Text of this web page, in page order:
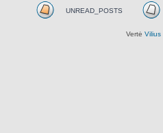
UNREAD_POSTS
Vertė Vilius